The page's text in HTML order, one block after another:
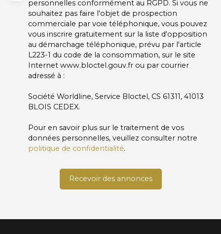
personnelles conformément au RGPD. Si vous ne
souhaitez pas faire l'objet de prospection
commerciale par voie téléphonique, vous pouvez
vous inscrire gratuitement sur la liste d'opposition
au démarchage téléphonique, prévu par l'article
L223-1 du code de la consommation, sur le site
Internet www.bloctel.gouv.fr ou par courrier
adressé à :
Société Worldline, Service Bloctel, CS 61311, 41013
BLOIS CEDEX.
Pour en savoir plus sur le traitement de vos
données personnelles, veuillez consulter notre
politique de confidentialité.
Recevoir des annonces